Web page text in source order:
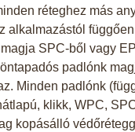
réteghez más
alkalmazástól
SPC-ből vagy
padlónk
Minden padlónk
klikk, WPC,
kopásálló